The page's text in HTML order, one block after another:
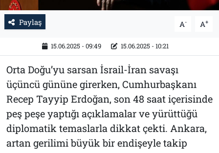
Paylaş A- A+
15.06.2025 - 09:49 15.06.2025 - 10:21
Orta Doğu’yu sarsan İsrail-İran savaşı
üçüncü gününe girerken, Cumhurbaşkanı
Recep Tayyip Erdoğan, son 48 saat içerisinde
peş peşe yaptığı açıklamalar ve yürüttüğü
diplomatik temaslarla dikkat çekti. Ankara,
artan gerilimi büyük bir endişeyle takip